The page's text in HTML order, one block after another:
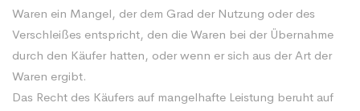
Waren ein Mangel, der dem Grad der Nutzung oder des
Verschleißes entspricht, den die Waren bei der Übernahme
durch den Käufer hatten, oder wenn er sich aus der Art der
Waren ergibt.
Das Recht des Käufers auf mangelhafte Leistung beruht auf